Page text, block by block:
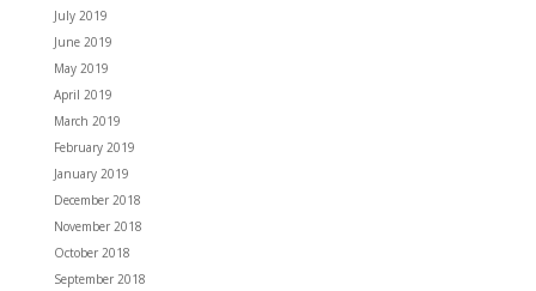
July 2019
June 2019
May 2019
April 2019
March 2019
February 2019
January 2019
December 2018
November 2018
October 2018
September 2018